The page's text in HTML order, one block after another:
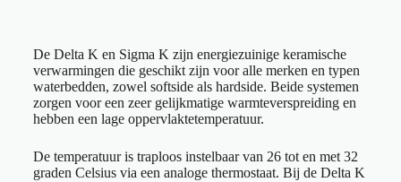
De Delta K en Sigma K zijn energiezuinige keramische
verwarmingen die geschikt zijn voor alle merken en typen
waterbedden, zowel softside als hardside. Beide systemen
zorgen voor een zeer gelijkmatige warmteverspreiding en
hebben een lage oppervlaktetemperatuur.
De temperatuur is traploos instelbaar van 26 tot en met 32
graden Celsius via een analoge thermostaat. Bij de Delta K